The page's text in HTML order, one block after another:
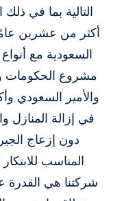
التالية بما في
أكثر من عشرين
السعودية مع
مشروع الحكومات
والأمير السعودي
في إزالة
دون إزعاج
المناسب
شركتنا هي